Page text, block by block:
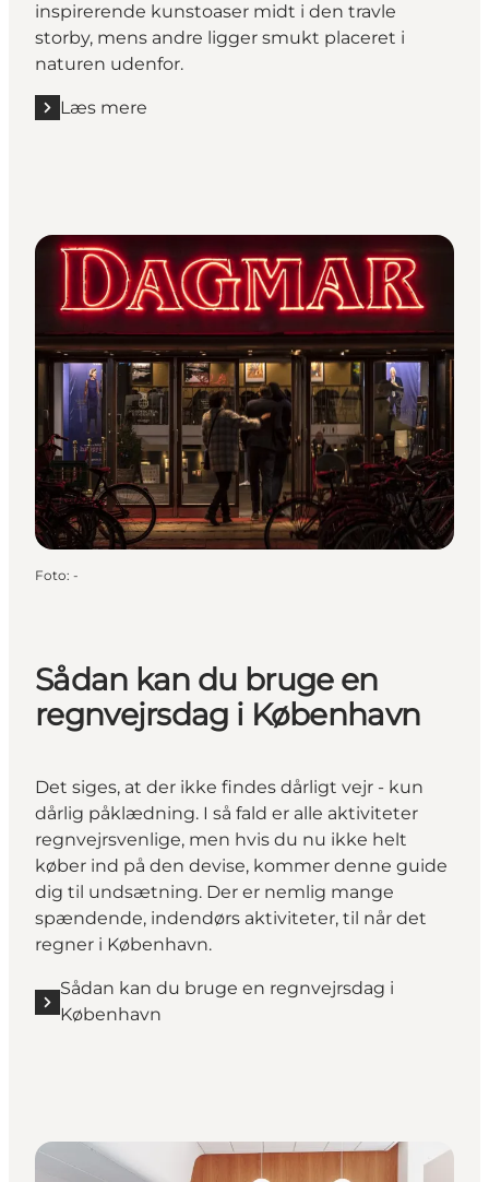
inspirerende kunstoaser midt i den travle
storby, mens andre ligger smukt placeret i
naturen udenfor.
Læs mere
Foto: -
Sådan kan du bruge en
regnvejrsdag i København
Det siges, at der ikke findes dårligt vejr - kun
dårlig påklædning. I så fald er alle aktiviteter
regnvejrsvenlige, men hvis du nu ikke helt
køber ind på den devise, kommer denne guide
dig til undsætning. Der er nemlig mange
spændende, indendørs aktiviteter, til når det
regner i København.
Sådan kan du bruge en regnvejrsdag i
København